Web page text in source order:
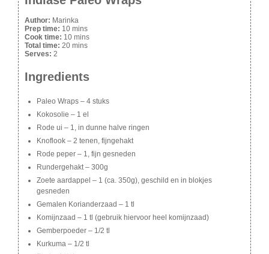
Author: Marinka
Prep time: 10 mins
Cook time: 10 mins
Total time: 20 mins
Serves: 2
Ingredients
Paleo Wraps – 4 stuks
Kokosolie – 1 el
Rode ui – 1, in dunne halve ringen
Knoflook – 2 tenen, fijngehakt
Rode peper – 1, fijn gesneden
Rundergehakt – 300g
Zoete aardappel – 1 (ca. 350g), geschild en in blokjes
gesneden
Gemalen Korianderzaad – 1 tl
Komijnzaad – 1 tl (gebruik hiervoor heel komijnzaad)
Gemberpoeder – 1/2 tl
Kurkuma – 1/2 tl